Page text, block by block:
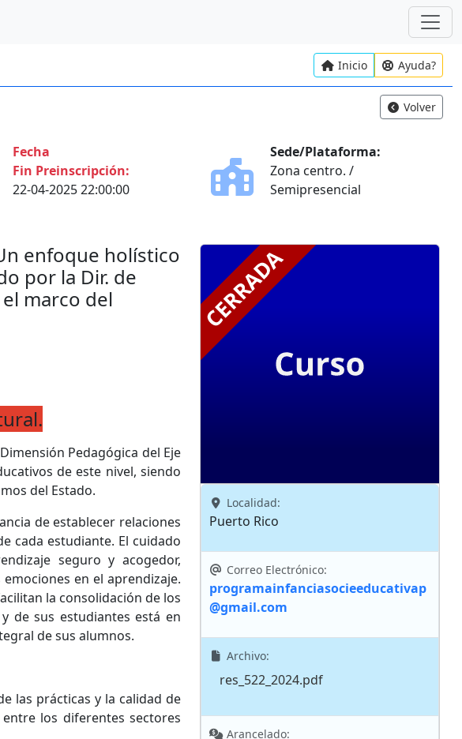
Inicio Ayuda?
Volver
Fecha
Fin Preinscripción:
22-04-2025 22:00:00
Sede/Plataforma:
Zona centro. /
Semipresencial
enfoque holístico
por la Dir. de
marco del
Pedagógica del Eje
de este nivel, siendo
del Estado.
de establecer relaciones
cada estudiante. El cuidado
seguro y acogedor,
en el aprendizaje.
la consolidación de los
de sus estudiantes está en
de sus alumnos.
las prácticas y la calidad de
los diferentes sectores
Localidad:
Puerto Rico
Correo Electrónico:
programainfanciasocieeducativap
@gmail.com
Archivo:
res_522_2024.pdf
Arancelado: